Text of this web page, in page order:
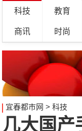
科技 教育
商讯 时尚
宜春都市网 > 科技
几大国产